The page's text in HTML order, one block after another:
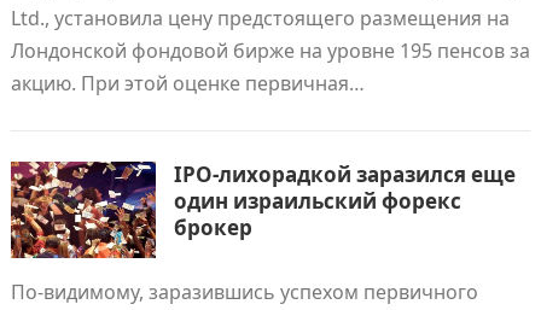
Ltd., установила цену предстоящего размещения на
Лондонской фондовой бирже на уровне 195 пенсов за
акцию. При этой оценке первичная…
IPO-лихорадкой заразился еще
один израильский форекс
брокер
По-видимому, заразившись успехом первичного